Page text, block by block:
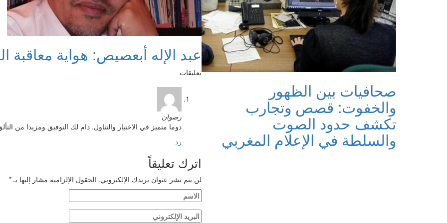
عبد الإله أبعصيص: هواية معاقبة
تعليقات
رضوان
دوما متميز في الاختيار والتناول. دام لك التوفيق ومزيدا من
رد
اترك تعليقاً
لن يتم نشر عنوان بريدك الإلكتروني. الحقول الإلزامية مشار إليها بـ*
صحافيات بين الظهور
والخفوت: قصص وتجارب
تكشف حدود الصوت
والسلطة في الإعلام المغربي